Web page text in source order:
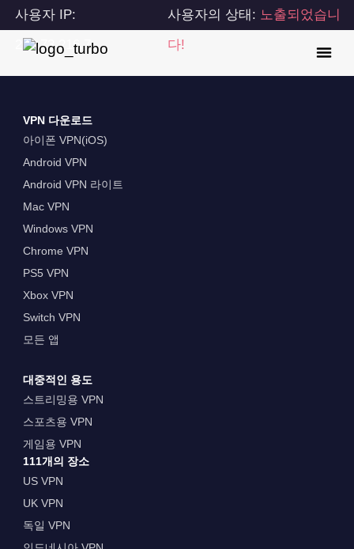
사용자 IP:
216.73.216.7
사용자의 상태: 노출되었습니
다!
VPN 다운로드
아이폰 VPN(iOS)
Android VPN
Android VPN 라이트
Mac VPN
Windows VPN
Chrome VPN
PS5 VPN
Xbox VPN
Switch VPN
모든 앱
대중적인 용도
스트리밍용 VPN
스포츠용 VPN
게임용 VPN
111개의 장소
US VPN
UK VPN
독일 VPN